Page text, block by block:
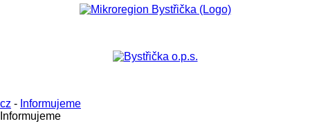
cz - Informujeme
Informujeme